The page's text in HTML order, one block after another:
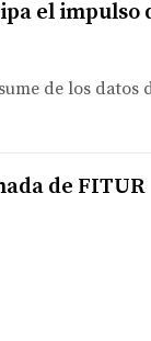
el impulso
de los datos
de FITUR